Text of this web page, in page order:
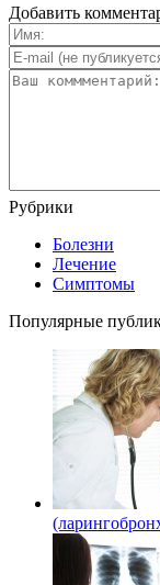
Добавить
Рубрики
Болезни
Лечение
Симптомы
Популярные